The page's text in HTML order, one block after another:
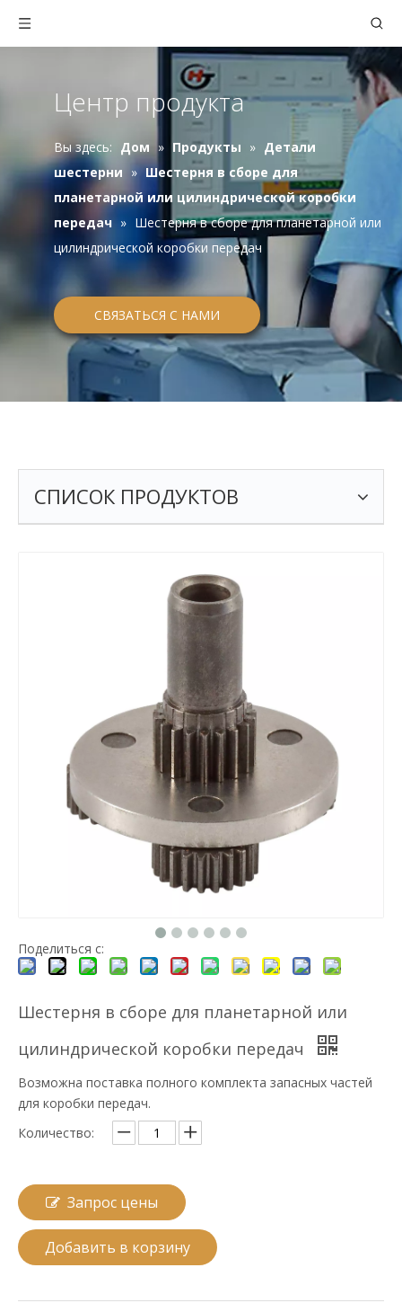
Центр продукта
Вы здесь: Дом » Продукты » Детали
шестерни » Шестерня в сборе для
планетарной или цилиндрической коробки
передач » Шестерня в сборе для планетарной или
цилиндрической коробки передач
СВЯЗАТЬСЯ С НАМИ
СПИСОК ПРОДУКТОВ
Поделиться с:
Шестерня в сборе для планетарной или
цилиндрической коробки передач
Возможна поставка полного комплекта запасных частей
для коробки передач.
Количество:
Запрос цены
Добавить в корзину